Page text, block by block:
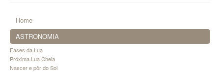
Home
ASTRONOMIA
Fases da Lua
Próxima Lua Cheia
Nascer e pôr do Sol